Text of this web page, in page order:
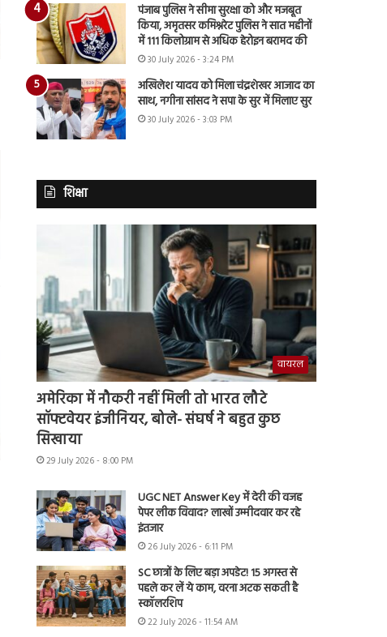
पंजाब पुलिस ने सीमा सुरक्षा को और मजबूत
किया, अमृतसर कमिश्नरेट पुलिस ने सात महीनों
में 111 किलोग्राम से अधिक हेरोइन बरामद की
30 July 2026 - 3:24 PM
अखिलेश यादव को मिला चंद्रशेखर आजाद का
साथ, नगीना सांसद ने सपा के सुर में मिलाए सुर
30 July 2026 - 3:03 PM
शिक्षा
वायरल
अमेरिका में नौकरी नहीं मिली तो भारत लौटे
सॉफ्टवेयर इंजीनियर, बोले- संघर्ष ने बहुत कुछ
सिखाया
29 July 2026 - 8:00 PM
UGC NET Answer Key में देरी की वजह
पेपर लीक विवाद? लाखों उम्मीदवार कर रहे
इंतजार
26 July 2026 - 6:11 PM
SC छात्रों के लिए बड़ा अपडेट! 15 अगस्त से
पहले कर लें ये काम, वरना अटक सकती है
स्कॉलरशिप
22 July 2026 - 11:54 AM